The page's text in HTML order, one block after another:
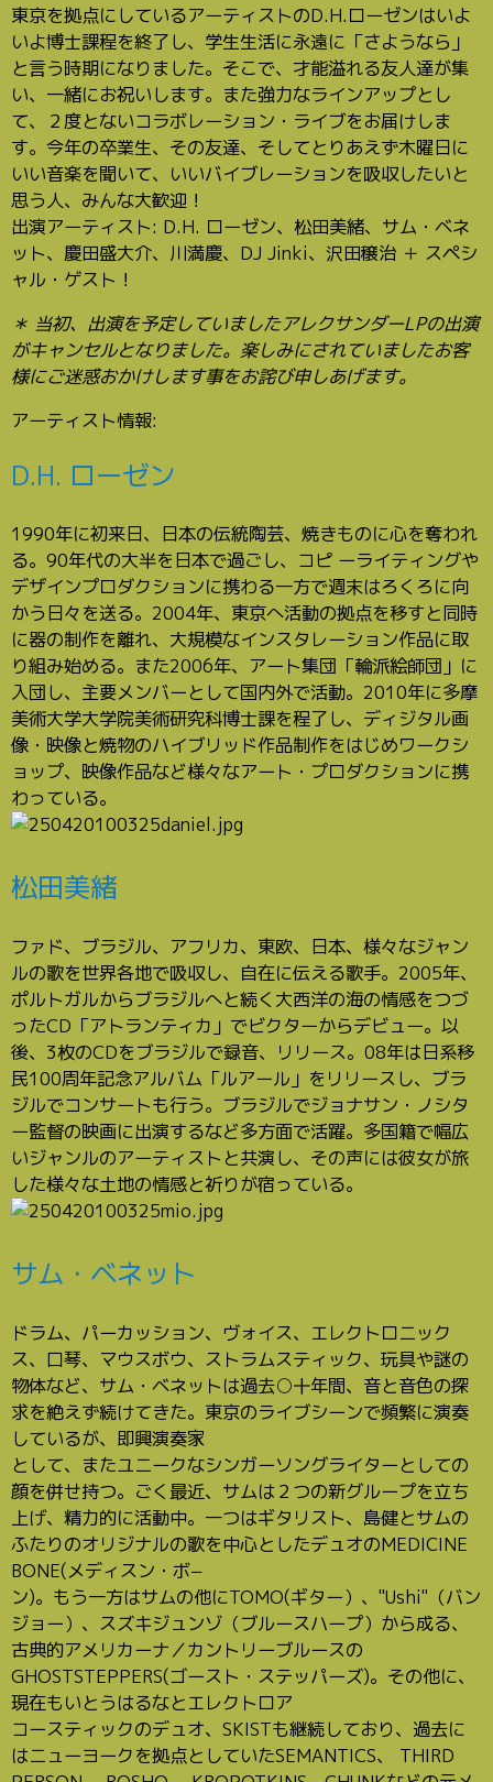
東京を拠点にしているアーティストのD.H.ローゼンはいよ
いよ博士課程を終了し、学生生活に永遠に「さようなら」
と言う時期になりました。そこで、才能溢れる友人達が集
い、一緒にお祝いします。また強力なラインアップとし
て、２度とないコラボレーション・ライブをお届けしま
す。今年の卒業生、その友達、そしてとりあえず木曜日に
いい音楽を聞いて、いいバイブレーションを吸収したいと
思う人、みんな大歓迎！
出演アーティスト: D.H. ローゼン、松田美緒、サム・ベネ
ット、慶田盛大介、川満慶、DJ Jinki、沢田穣治 ＋ スペシ
ャル・ゲスト！
＊ 当初、出演を予定していましたアレクサンダーLPの出演
がキャンセルとなりました。楽しみにされていましたお客
様にご迷惑おかけします事をお詫び申しあげます。
アーティスト情報:
D.H. ローゼン
1990年に初来日、日本の伝統陶芸、焼きものに心を奪われ
る。90年代の大半を日本で過ごし、コピ ーライティングや
デザインプロダクションに携わる一方で週末はろくろに向
かう日々を送る。2004年、東京へ活動の拠点を移すと同時
に器の制作を離れ、大規模なインスタレーション作品に取
り組み始める。また2006年、アート集団「輪派絵師団」に
入団し、主要メンバーとして国内外で活動。2010年に多摩
美術大学大学院美術研究科博士課を程了し、ディジタル画
像・映像と焼物のハイブリッド作品制作をはじめワークシ
ョップ、映像作品など様々なアート・プロダクションに携
わっている。
松田美緒
ファド、ブラジル、アフリカ、東欧、日本、様々なジャン
ルの歌を世界各地で吸収し、自在に伝える歌手。2005年、
ポルトガルからブラジルへと続く大西洋の海の情感をつづ
ったCD「アトランティカ」でビクターからデビュー。以
後、3枚のCDをブラジルで録音、リリース。08年は日系移
民100周年記念アルバム「ルアール」をリリースし、ブラ
ジルでコンサートも行う。ブラジルでジョナサン・ノシタ
ー監督の映画に出演するなど多方面で活躍。多国籍で幅広
いジャンルのアーティストと共演し、その声には彼女が旅
した様々な土地の情感と祈りが宿っている。
サム・ベネット
ドラム、パーカッション、ヴォイス、エレクトロニック
ス、口琴、マウスボウ、ストラムスティック、玩具や謎の
物体など、サム・ベネットは過去○十年間、音と音色の探
求を絶えず続けてきた。東京のライブシーンで頻繁に演奏
しているが、即興演奏家
として、またユニークなシンガーソングライターとしての
顔を併せ持つ。ごく最近、サムは２つの新グループを立ち
上げ、精力的に活動中。一つはギタリスト、島健とサムの
ふたりのオリジナルの歌を中心としたデュオのMEDICINE
BONE(メディスン・ボ−
ン)。もう一方はサムの他にTOMO(ギター）、"Ushi"（バン
ジョー）、スズキジュンゾ（ブルースハープ）から成る、
古典的アメリカーナ／カントリーブルースの
GHOSTSTEPPERS(ゴースト・ステッパーズ)。その他に、
現在もいとうはるなとエレクトロア
コースティックのデュオ、SKISTも継続しており、過去に
はニューヨークを拠点としていたSEMANTICS、 THIRD